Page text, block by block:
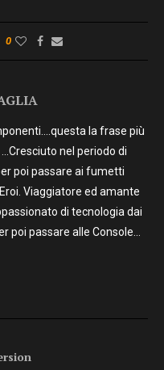
0
la frase più
nel periodo di
poi passare ai fumetti
Viaggiatore ed amante
di tecnologia dai
poi passare alle Console…